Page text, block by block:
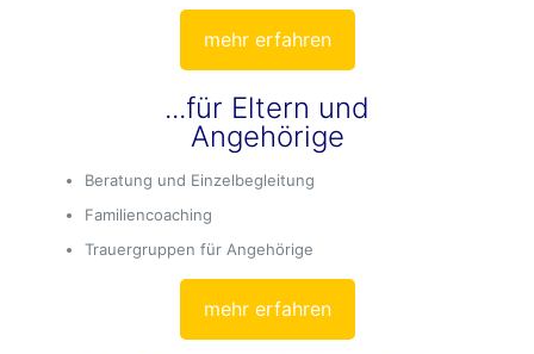
mehr erfahren
...für Eltern und
Angehörige
Beratung und Einzelbegleitung
Familiencoaching
Trauergruppen für Angehörige
mehr erfahren